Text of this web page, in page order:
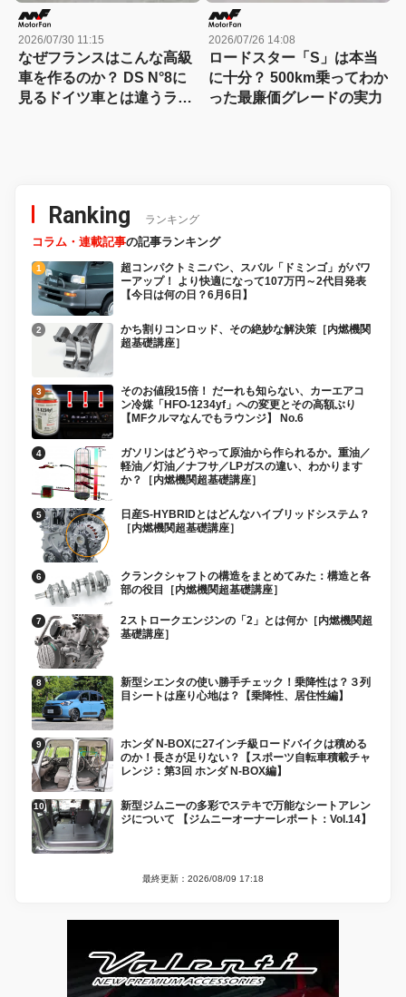
2026/07/30 11:15
なぜフランスはこんな高級
車を作るのか？ DS N°8に
見るドイツ車とは違うラグ
2026/07/26 14:08
ロードスター「S」は本当
に十分？ 500km乗ってわか
った最廉価グレードの実力
Ranking ランキング
コラム・連載記事の記事ランキング
超コンパクトミニバン、スバル「ドミンゴ」がパワ
ーアップ！ より快適になって107万円～2代目発表
【今日は何の日？6月6日】
かち割りコンロッド、その絶妙な解決策［内燃機関
超基礎講座］
そのお値段15倍！ だーれも知らない、カーエアコ
ン冷媒「HFO-1234yf」への変更とその高額ぶり
【MFクルマなんでもラウンジ】 No.6
ガソリンはどうやって原油から作られるか。重油／
軽油／灯油／ナフサ／LPガスの違い、わかります
か？［内燃機関超基礎講座］
日産S-HYBRIDとはどんなハイブリッドシステム？
［内燃機関超基礎講座］
クランクシャフトの構造をまとめてみた：構造と各
部の役目［内燃機関超基礎講座］
2ストロークエンジンの「2」とは何か［内燃機関超
基礎講座］
新型シエンタの使い勝手チェック！乗降性は？３列
目シートは座り心地は？【乗降性、居住性編】
ホンダ N-BOXに27インチ級ロードバイクは積める
のか！長さが足りない？【スポーツ自転車積載チャ
レンジ：第3回 ホンダ N-BOX編】
新型ジムニーの多彩でステキで万能なシートアレン
ジについて 【ジムニーオーナーレポート：Vol.14】
最終更新：2026/08/09 17:18